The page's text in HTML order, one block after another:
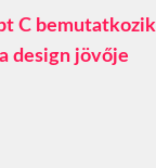
C bemutatkozik
design jövője